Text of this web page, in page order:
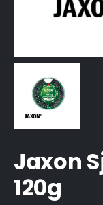
Jaxon
120g